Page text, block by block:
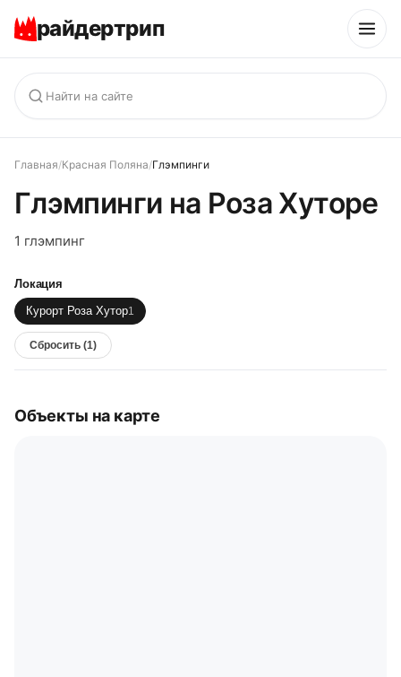
райдертрип
Главная/Красная Поляна/Глэмпинги
Глэмпинги на Роза Хуторе
1 глэмпинг
Объекты на карте
Локация
Курорт Роза Хутор1
Сбросить (1)